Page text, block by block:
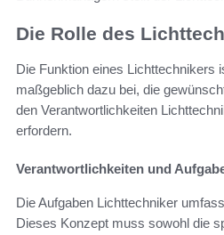
Die Rolle des
Die Funktion eines Lichttechnikers
maßgeblich dazu bei, die
den Verantwortlichkeiten
erfordern.
Verantwortlichkeiten und
Die Aufgaben Lichttechniker
Dieses Konzept muss sowohl die